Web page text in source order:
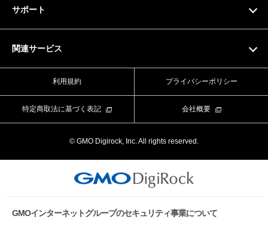
サポート
関連サービス
Value Domain
Value Server
CORESERVER media
利用規約 プライバシーポリシー
特定商取法に基づく表記 会社概要
© GMO Digirock, Inc. All rights reserved.
GMOインターネットグループのセキュリティ事業について